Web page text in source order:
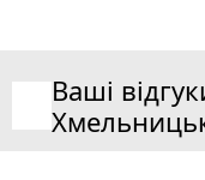
Ваші